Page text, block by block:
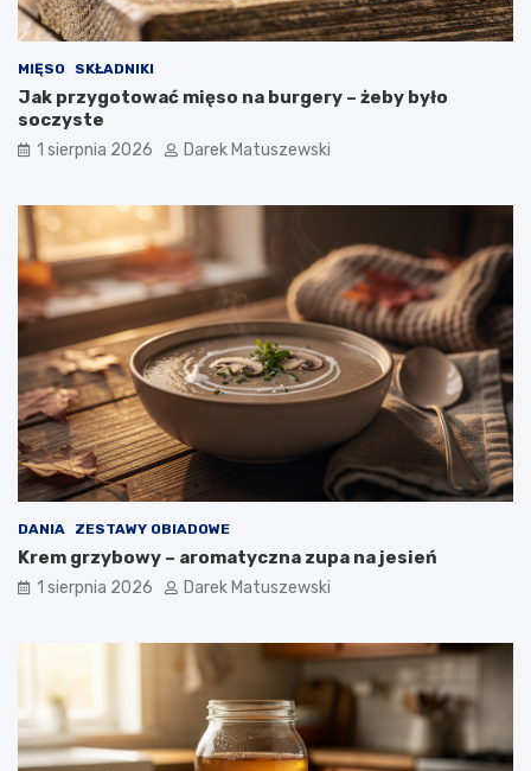
MIĘSO SKŁADNIKI
Jak przygotować mięso na burgery – żeby było
soczyste
1 sierpnia 2026 Darek Matuszewski
DANIA ZESTAWY OBIADOWE
Krem grzybowy – aromatyczna zupa na jesień
1 sierpnia 2026 Darek Matuszewski